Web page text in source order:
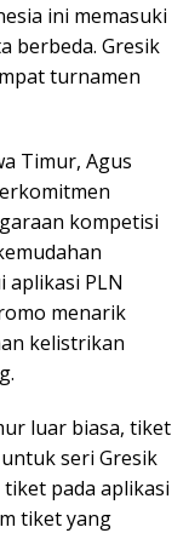
ini memasuki
berbeda. Gresik
turnamen
Timur, Agus
kompetisi
PLN
menarik
kelistrikan
luar biasa, tiket
seri Gresik
pada aplikasi
tiket yang